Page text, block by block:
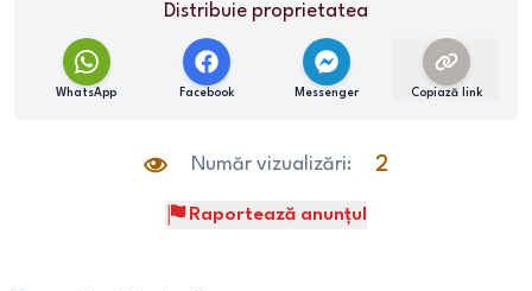
Distribuie proprietatea
WhatsApp Facebook Messenger Copiază link
Număr vizualizări: 2
Raportează anunțul